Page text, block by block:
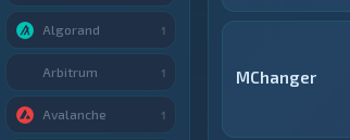
MChanger
Algorand 1
Arbitrum 1
Avalanche 1